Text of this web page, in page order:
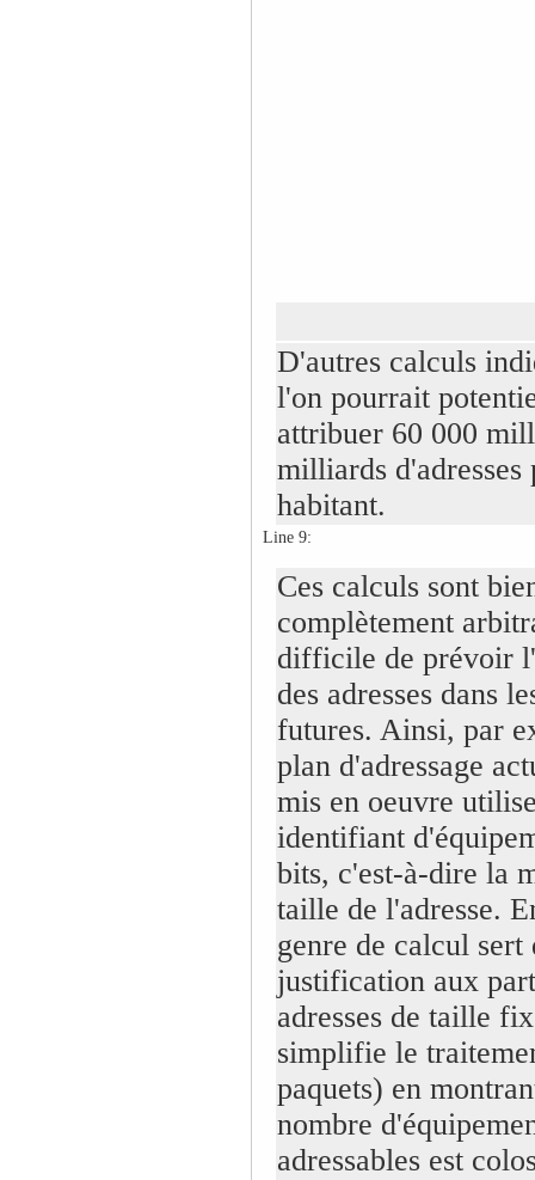
D'autres calculs
l'on pourrait
attribuer 60 000
milliards d'adresses
habitant.
Line 9:
Ces calculs sont
complètement
difficile de prévoir
des adresses dans
futures. Ainsi, par
plan d'adressage
mis en oeuvre
identifiant
bits, c'est-à-dire la
taille de l'adresse.
genre de calcul sert
justification aux
adresses de taille
simplifie le
paquets) en
nombre
adressables est